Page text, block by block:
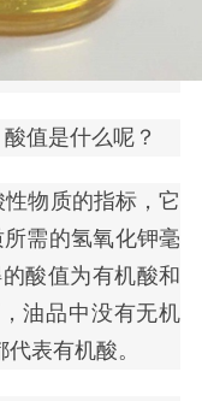
值是什么呢？
物质的指标，它
需的氢氧化钾毫
酸值为有机酸和
油品中没有无机
表有机酸。